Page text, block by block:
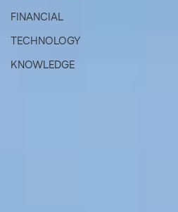
FINANCIAL
TECHNOLOGY
KNOWLEDGE